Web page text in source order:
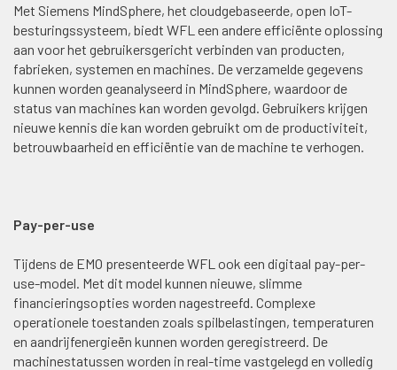
Met Siemens MindSphere, het cloudgebaseerde, open IoT-
besturingssysteem, biedt WFL een andere efficiënte oplossing
aan voor het gebruikersgericht verbinden van producten,
fabrieken, systemen en machines. De verzamelde gegevens
kunnen worden geanalyseerd in MindSphere, waardoor de
status van machines kan worden gevolgd. Gebruikers krijgen
nieuwe kennis die kan worden gebruikt om de productiviteit,
betrouwbaarheid en efficiëntie van de machine te verhogen.
Pay-per-use
Tijdens de EMO presenteerde WFL ook een digitaal pay-per-
use-model. Met dit model kunnen nieuwe, slimme
financieringsopties worden nagestreefd. Complexe
operationele toestanden zoals spilbelastingen, temperaturen
en aandrijfenergieën kunnen worden geregistreerd. De
machinestatussen worden in real-time vastgelegd en volledig